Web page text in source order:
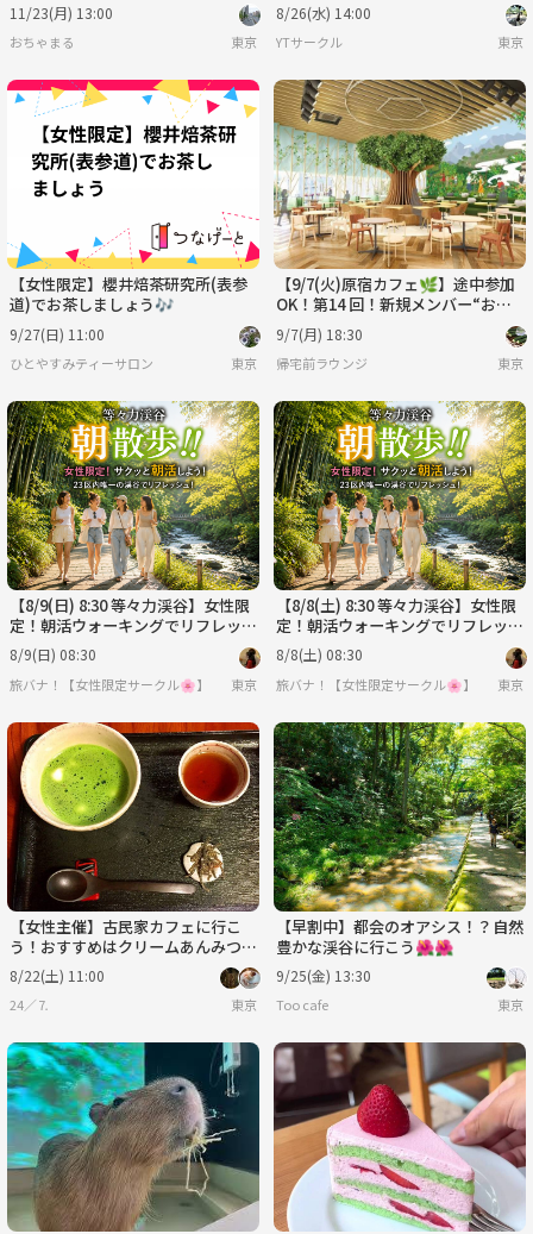
11/23(月) 13:00
おちゃまる 東京
8/26(水) 14:00
YTサークル 東京
【女性限定】櫻井焙茶研究所(表参
道)でお茶しましょう🎶
9/27(日) 11:00
ひとやすみティーサロン 東京
【9/7(火)原宿カフェ🌿】途中参加
OK！第14 回！新規メンバー“お迎
え”お茶会・初参加＆おひとり様大
歓迎☕️✨
9/7(月) 18:30
帰宅前ラウンジ 東京
【8/9(日) 8:30 等々力渓谷】女性限
定！朝活ウォーキングでリフレッシ
ュ！趣味友&散歩仲間作りたい人集
まれ☀️🌿
8/9(日) 08:30
旅バナ！【女性限定サークル🌸】 東京
【8/8(土) 8:30 等々力渓谷】女性限
定！朝活ウォーキングでリフレッシ
ュ！趣味友&散歩仲間作りたい人集
まれ☀️🌿
8/8(土) 08:30
旅バナ！【女性限定サークル🌸】 東京
【女性主催】古民家カフェに行こ
う！おすすめはクリームあんみつ
🐽🌸🌺
8/22(土) 11:00
24／⒎ 東京
【早割中】都会のオアシス！？自然
豊かな渓谷に行こう🌺🌺
9/25(金) 13:30
Too cafe 東京